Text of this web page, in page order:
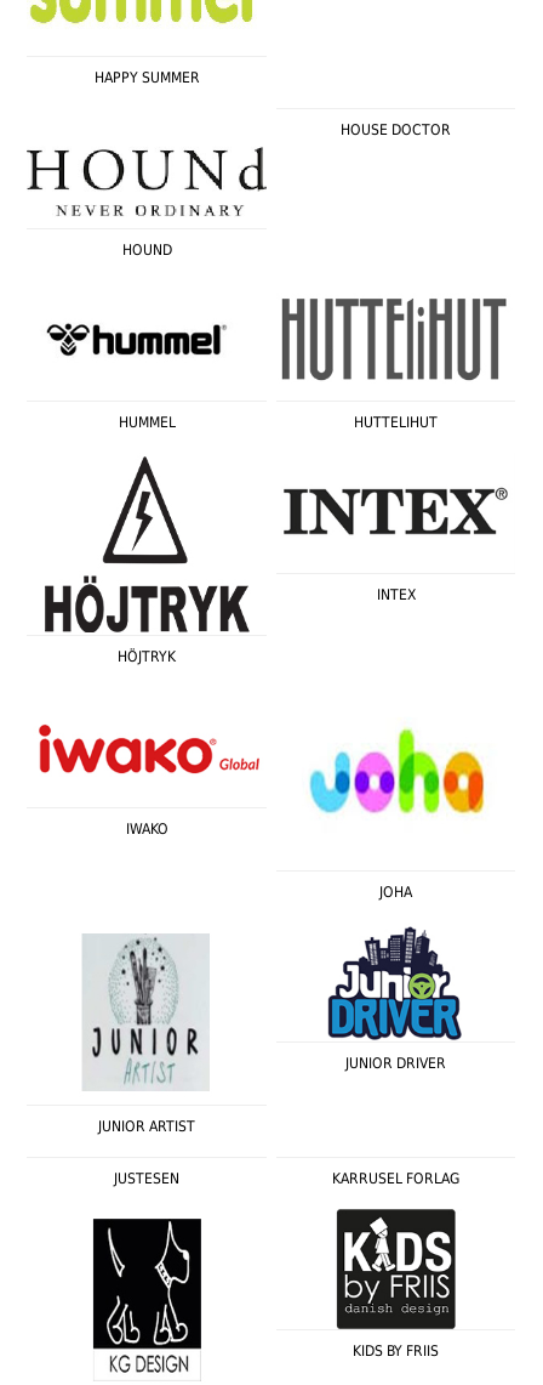
HAPPY SUMMER
HOUND
HOUSE DOCTOR
HUMMEL HUTTELIHUT
HÖJTRYK
INTEX
IWAKO
JOHA
JUNIOR ARTIST
JUNIOR DRIVER
JUSTESEN KARRUSEL FORLAG
KIDS BY FRIIS